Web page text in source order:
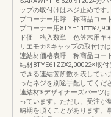
ップの取付けはネジ止めです
プコーナー用呼 称商品コ
プコーナー用
ド価 格入数単 色笠木用キ
リエモカ※キャップの取付け
連結材価格表呼 称商品コー
結材8TYE61ZZ¥2,00022※取
できる連結箇所数を表してい
ったネジを別途手配してくだ
連結材※デザイナーズパーツ
っています。ただし、受注が
納期を頂くことがあります。